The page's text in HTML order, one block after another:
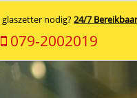
glaszetter nodig?24/7
079-2002019